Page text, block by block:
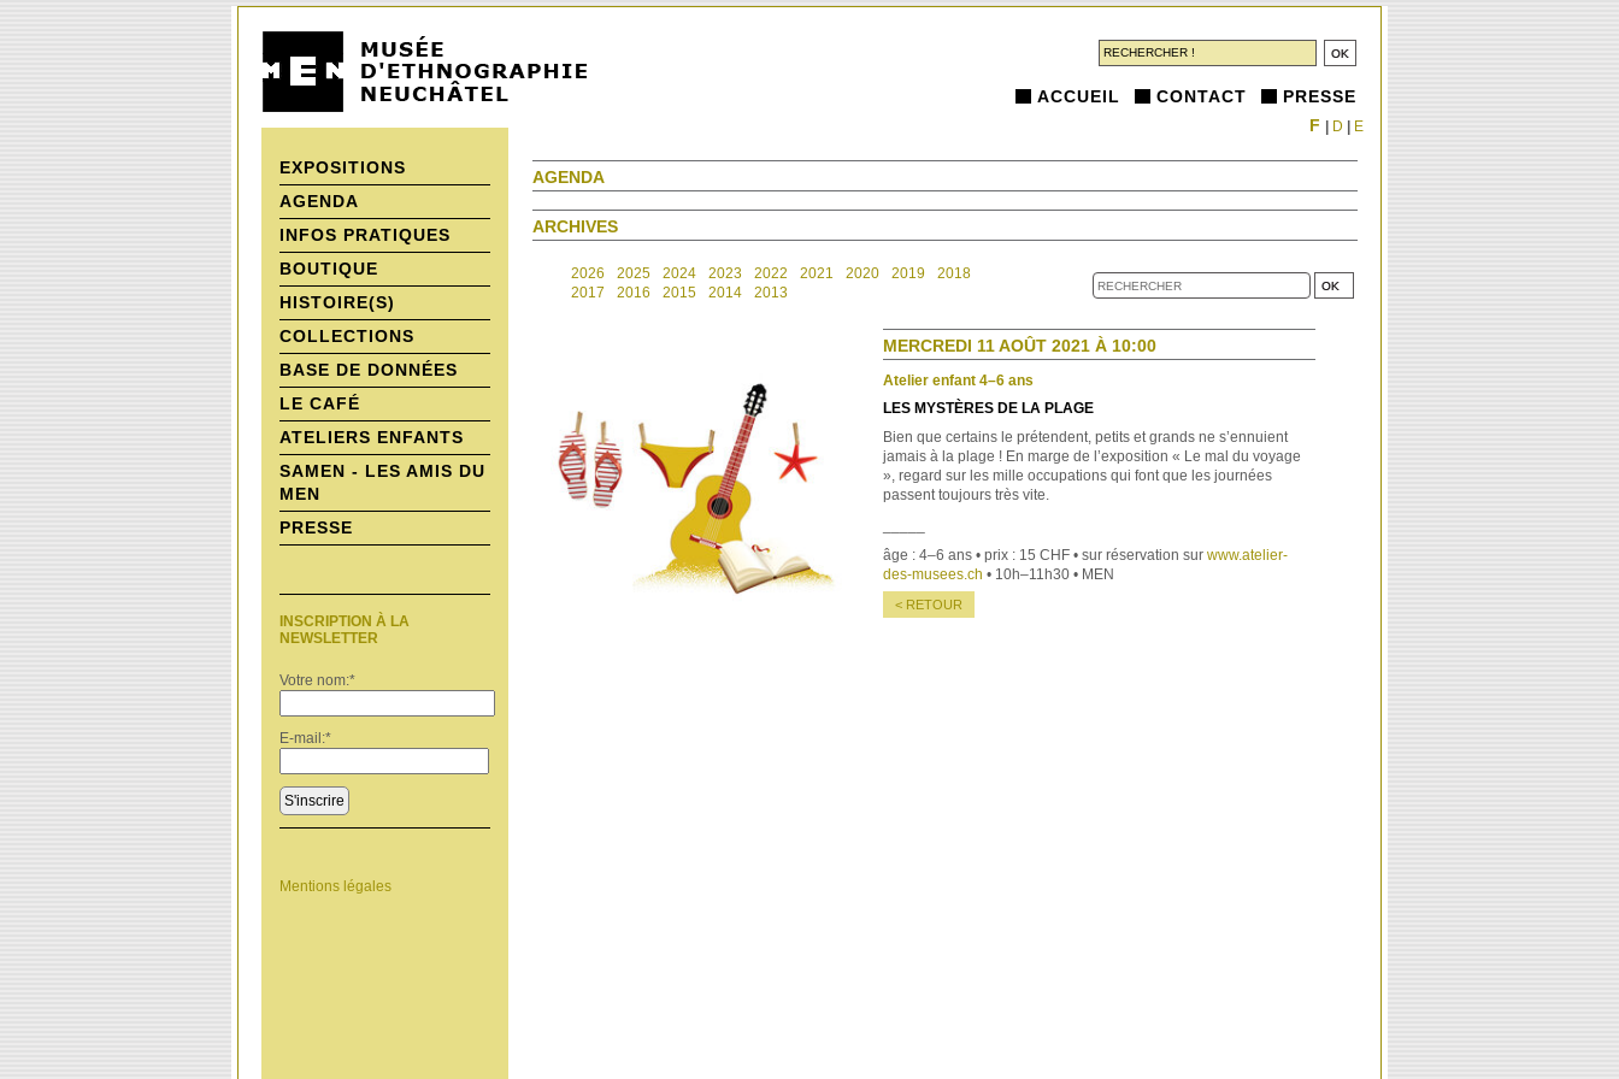
ACCUEIL CONTACT PRESSE
EXPOSITIONS
AGENDA
INFOS PRATIQUES
BOUTIQUE
HISTOIRE(S)
COLLECTIONS
BASE DE DONNÉES
LE CAFÉ
ATELIERS ENFANTS
SAMEN - LES AMIS DU
MEN
PRESSE
INSCRIPTION À LA
NEWSLETTER
Votre nom:*
E-mail:*
S'inscrire
Mentions légales
AGENDA
ARCHIVES
2026 2025 2024 2023 2022 2021 2020 2019
2018
2017
2016 2015 2014 2013
MERCREDI 11 AOÛT 2021 À 10:00
Atelier enfant 4–6 ans
LES MYSTÈRES DE LA PLAGE
Bien que certains le prétendent, petits et grands ne s’ennuient
jamais à la plage ! En marge de l’exposition « Le mal du voyage
», regard sur les mille occupations qui font que les journées
passent toujours très vite.
âge : 4–6 ans • prix : 15 CHF • sur réservation sur www.atelier-
des-musees.ch • 10h–11h30 • MEN
< RETOUR
F D E